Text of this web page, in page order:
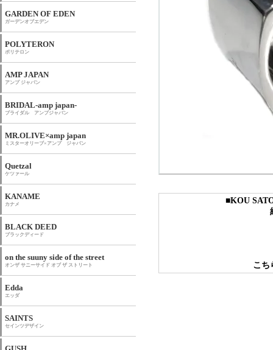
■KOU
こち
GARDEN OF EDEN
ガーデンオブエデン
POLYTERON
ポリテロン
AMP JAPAN
アンプ ジャパン
BRIDAL-amp japan-
ブライダル アンプジャパン
MR.OLIVE×amp japan
ミスターオリーブ×アンプ ジャパン
Quetzal
ケツァール
KANAME
カナメ
BLACK DEED
ブラックディード
on the suuny side of the street
オンザ サニーサイド オブ ザ ストリート
Edda
エッダ
SAINTS
セインツデザイン